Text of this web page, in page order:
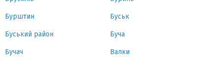
Бурштин Буськ
Буський район Буча
Бучач Валки